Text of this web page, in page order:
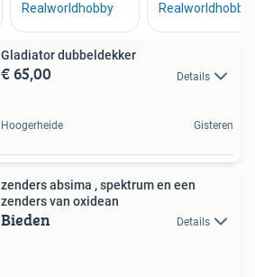
Gladiator dubbeldekker
€ 65,00 Details
Hoogerheide Gisteren
zenders absima , spektrum en een
zenders van oxidean
Bieden Details